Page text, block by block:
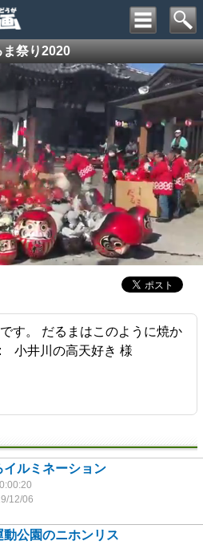
ま祭り2020
す。 だるまはこのように焼か
小井川の高天好き 様
イルミネーション
12/06
動公園のニホンリス